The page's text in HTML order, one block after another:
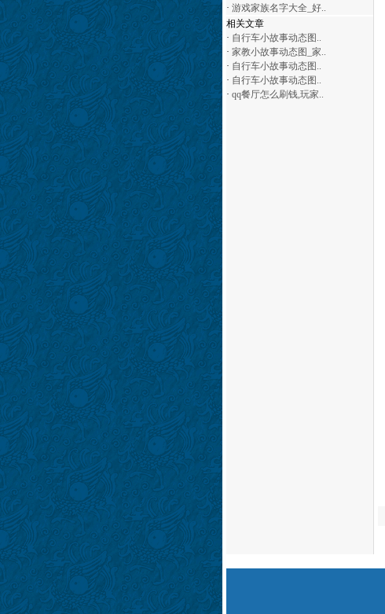
· 游戏家族名字大全_好..
相关文章
· 自行车小故事动态图..
· 家教小故事动态图_家..
· 自行车小故事动态图..
· 自行车小故事动态图..
· qq餐厅怎么刷钱,玩家..